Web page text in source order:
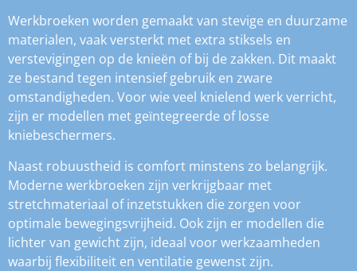
Werkbroeken worden gemaakt van stevige en duurzame
materialen, vaak versterkt met extra stiksels en
verstevigingen op de knieën of bij de zakken. Dit maakt
ze bestand tegen intensief gebruik en zware
omstandigheden. Voor wie veel knielend werk verricht,
zijn er modellen met geïntegreerde of losse
kniebeschermers.
Naast robuustheid is comfort minstens zo belangrijk.
Moderne werkbroeken zijn verkrijgbaar met
stretchmateriaal of inzetstukken die zorgen voor
optimale bewegingsvrijheid. Ook zijn er modellen die
lichter van gewicht zijn, ideaal voor werkzaamheden
waarbij flexibiliteit en ventilatie gewenst zijn.